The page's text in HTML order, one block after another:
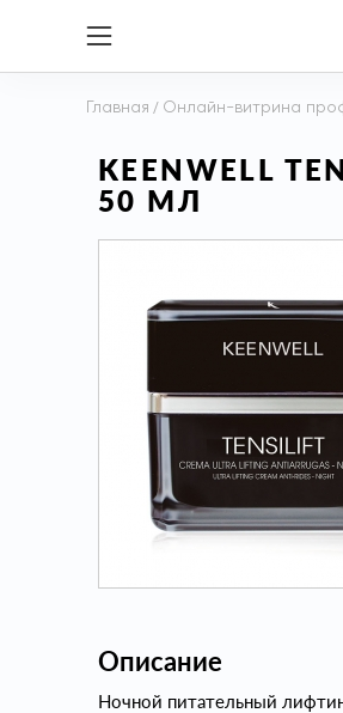
Главная / Онлайн-витрина
KEENWELL
50 МЛ
Описание
Ночной питательный